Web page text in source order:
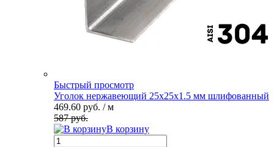
Быстрый просмотр
Уголок нержавеющий 25х25х1.5 мм шлифованный
469.60 руб. / м
587 руб.
В корзину